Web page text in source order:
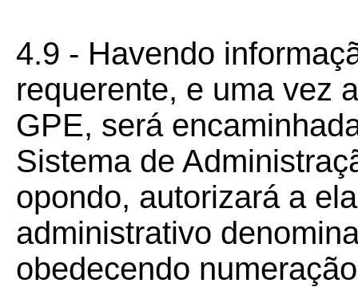
4.9 - Havendo
requerente, e uma vez
GPE, será
Sistema de
opondo, autorizará a
administrativo
obedecendo